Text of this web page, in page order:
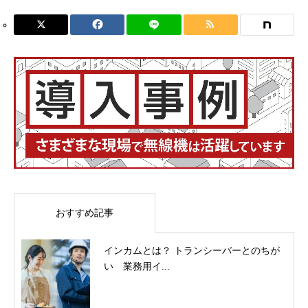
おすすめ記事
インカムとは？ トランシーバーとのちが
い 業務用イ...